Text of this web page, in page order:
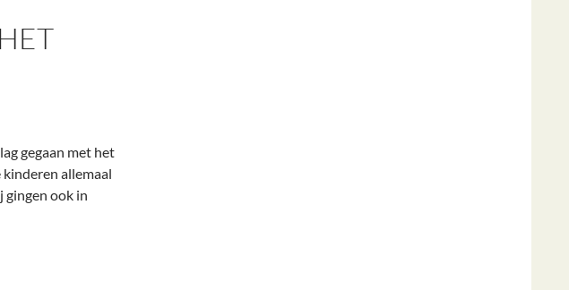
gegaan met het
allemaal
gingen ook in